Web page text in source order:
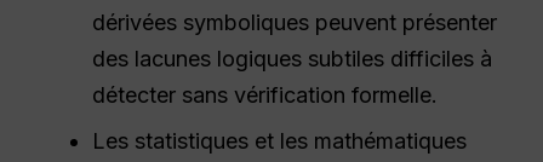
dérivées symboliques peuvent présenter
des lacunes logiques subtiles difficiles à
détecter sans vérification formelle.
Les statistiques et les mathématiques